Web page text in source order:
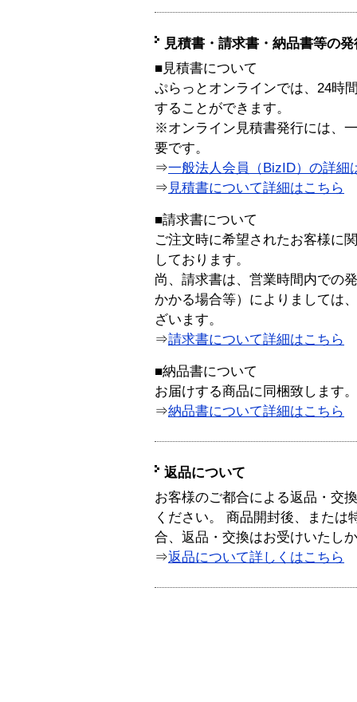
見積書・請求書・納品書等の
■見積書について
ぷらっとオンラインでは、24時
することができます。
※オンライン見積書発行には、
要です。
⇒一般法人会員（BizID）の詳細
⇒ 見積書について詳細はこちら
■請求書について
ご注文時に希望されたお客様に
しております。
尚、請求書は、営業時間内での
かかる場合等）によりましては
ざいます。
⇒請求書について詳細はこちら
■納品書について
お届けする商品に同梱致します。
⇒納品書について詳細はこちら
返品について
お客様のご都合による返品・交
ください。 商品開封後、または
合、返品・交換はお受けいたし
⇒返品について詳しくはこちら